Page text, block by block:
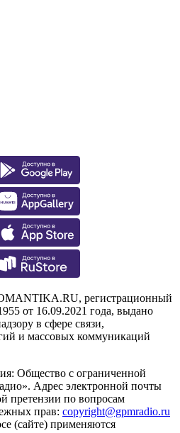
регистрационный
от 16.09.2021 года, выдано
в сфере связи,
и массовых коммуникаций
Общество с ограниченной
Адрес электронной почты
претензии по вопросам
прав: copyright@gpmradio.ru
(сайте) применяются